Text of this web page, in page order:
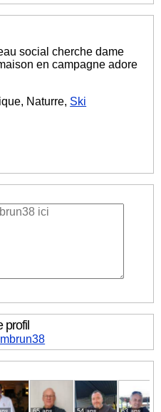
social cherche dame
en campagne adore
Naturre, Ski
profil